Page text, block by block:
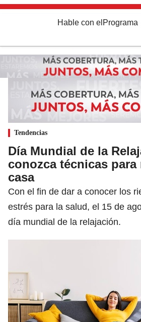
Hable con el Programa
Tendencias
Día Mundial de la
conozca técnicas para
casa
Con el fin de dar a conocer los
estrés para la salud, el 15 de
día mundial de la relajación.